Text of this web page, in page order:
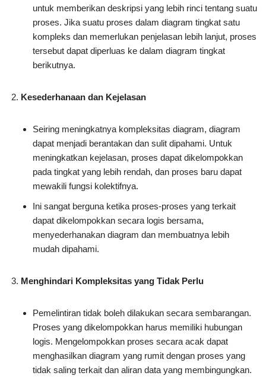
untuk memberikan deskripsi yang lebih rinci tentang suatu
proses. Jika suatu proses dalam diagram tingkat satu
kompleks dan memerlukan penjelasan lebih lanjut, proses
tersebut dapat diperluas ke dalam diagram tingkat
berikutnya.
Kesederhanaan dan Kejelasan
Seiring meningkatnya kompleksitas diagram, diagram
dapat menjadi berantakan dan sulit dipahami. Untuk
meningkatkan kejelasan, proses dapat dikelompokkan
pada tingkat yang lebih rendah, dan proses baru dapat
mewakili fungsi kolektifnya.
Ini sangat berguna ketika proses-proses yang terkait
dapat dikelompokkan secara logis bersama,
menyederhanakan diagram dan membuatnya lebih
mudah dipahami.
Menghindari Kompleksitas yang Tidak Perlu
Pemelintiran tidak boleh dilakukan secara sembarangan.
Proses yang dikelompokkan harus memiliki hubungan
logis. Mengelompokkan proses secara acak dapat
menghasilkan diagram yang rumit dengan proses yang
tidak saling terkait dan aliran data yang membingungkan.